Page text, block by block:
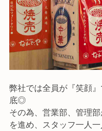
弊社では全員が『笑顔
底◎
その為、営業部、管理
を進め、スタッフ一人